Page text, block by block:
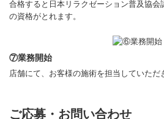
合格すると日本リラクゼーション普及協会
の資格がとれます。
⑦業務開始
店舗にて、お客様の施術を担当していただ
ご応募・お問い合わせ